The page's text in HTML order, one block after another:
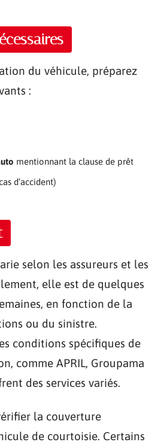
du véhicule, préparez
:
mentionnant la clause de prêt
d’accident)
selon les assureurs et les
elle est de quelques
en fonction de la
ou du sinistre.
conditions spécifiques de
comme APRIL, Groupama
des services variés.
la couverture
de courtoisie. Certains